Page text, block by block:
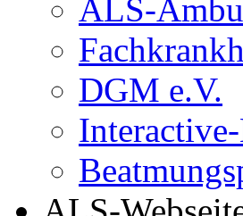
ALS-
DGM e.V.